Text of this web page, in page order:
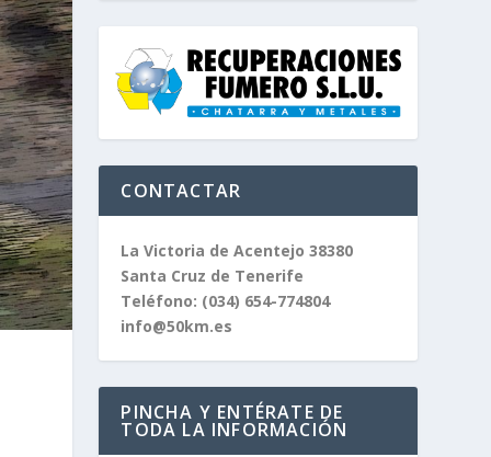
CONTACTAR
La Victoria de Acentejo 38380
Santa Cruz de Tenerife
Teléfono: (034) 654-774804
info@50km.es
PINCHA Y ENTÉRATE DE
TODA LA INFORMACIÓN